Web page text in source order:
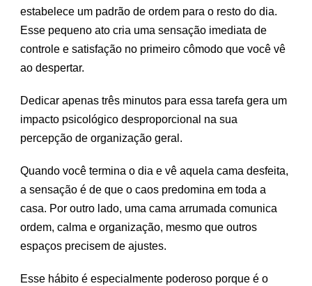
estabelece um padrão de ordem para o resto do dia.
Esse pequeno ato cria uma sensação imediata de
controle e satisfação no primeiro cômodo que você vê
ao despertar.
Dedicar apenas três minutos para essa tarefa gera um
impacto psicológico desproporcional na sua
percepção de organização geral.
Quando você termina o dia e vê aquela cama desfeita,
a sensação é de que o caos predomina em toda a
casa. Por outro lado, uma cama arrumada comunica
ordem, calma e organização, mesmo que outros
espaços precisem de ajustes.
Esse hábito é especialmente poderoso porque é o